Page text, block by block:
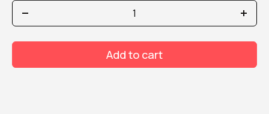
Bikini
ACQUADICOCCO
pezzi
pochette
Add to cart